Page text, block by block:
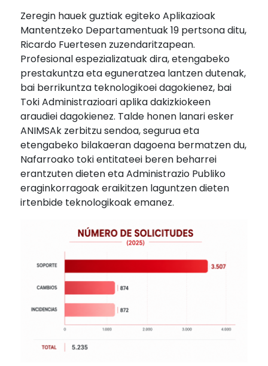
Zeregin hauek guztiak egiteko Aplikazioak
Mantentzeko Departamentuak 19 pertsona ditu,
Ricardo Fuertesen zuzendaritzapean.
Profesional espezializatuak dira, etengabeko
prestakuntza eta eguneratzea lantzen dutenak,
bai berrikuntza teknologikoei dagokienez, bai
Toki Administrazioari aplika dakizkiokeen
araudiei dagokienez. Talde honen lanari esker
ANIMSAk zerbitzu sendoa, segurua eta
etengabeko bilakaeran dagoena bermatzen du,
Nafarroako toki entitateei beren beharrei
erantzuten dieten eta Administrazio Publiko
eraginkorragoak eraikitzen laguntzen dieten
irtenbide teknologikoak emanez.